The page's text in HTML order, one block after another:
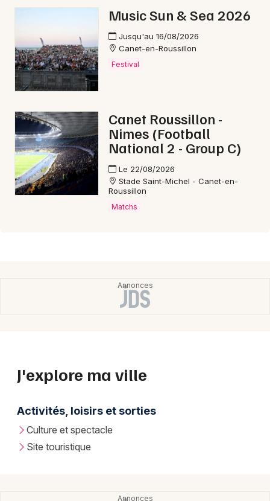
Music Sun & Sea 2026
Jusqu'au 16/08/2026
Canet-en-Roussillon
Festival
Canet Roussillon -
Nimes (Football
National 2 - Group C)
Le 22/08/2026
Stade Saint-Michel - Canet-en-
Roussillon
Matchs
J'explore ma ville
Activités, loisirs et sorties
Culture et spectacle
Site touristique